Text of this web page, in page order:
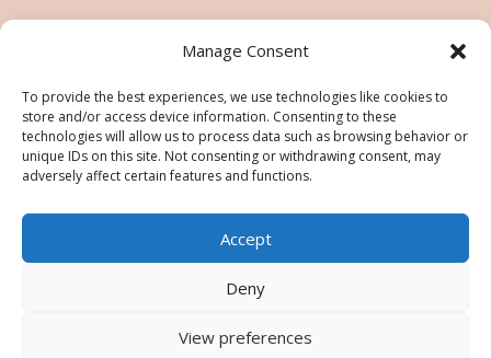
Manage Consent
To provide the best experiences, we use technologies like cookies to
store and/or access device information. Consenting to these
technologies will allow us to process data such as browsing behavior or
unique IDs on this site. Not consenting or withdrawing consent, may
adversely affect certain features and functions.
Accept
Deny
View preferences
©Nésiris. Katia Picollier est Démonstratrice
indépendante pour Stampin' Up!®. Katia est
responsable du contenu de ce site, pour toute
utilisation des tutos/images/photos une